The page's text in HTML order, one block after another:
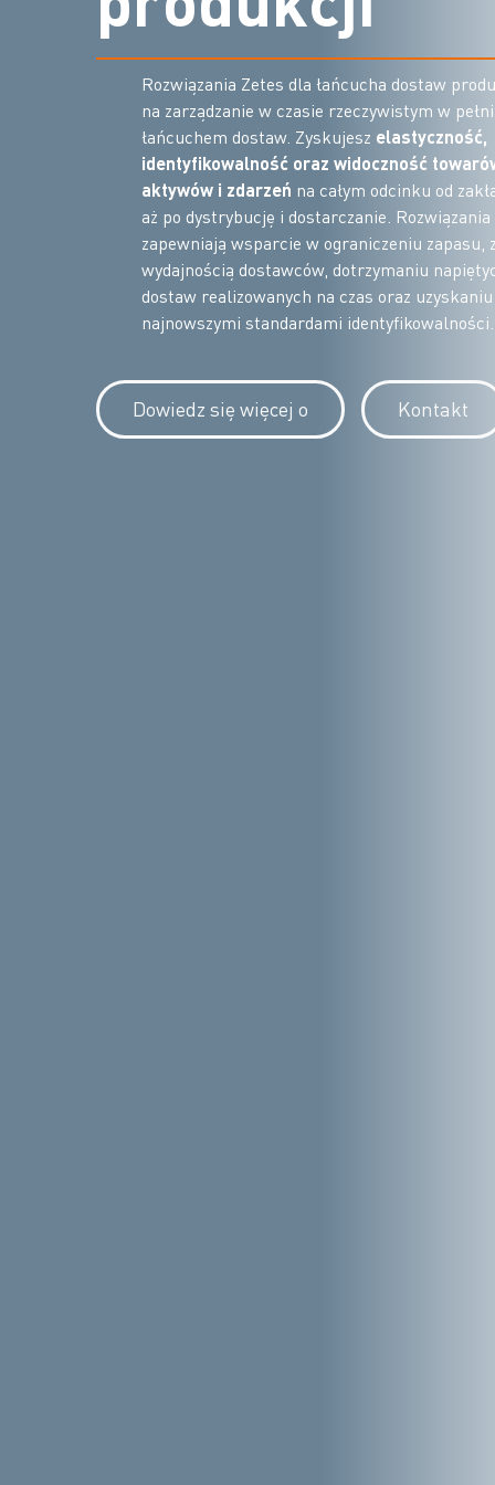
Rozwiązania Zetes dla łańcucha dostaw
na zarządzanie w czasie rzeczywistym w
łańcuchem dostaw. Zyskujesz elastyczność,
identyfikowalność oraz widoczność
aktywów i zdarzeń na całym odcinku od
aż po dystrybucję i dostarczanie. Rozwiązania
zapewniają wsparcie w ograniczeniu zapasu,
wydajnością dostawców, dotrzymaniu
dostaw realizowanych na czas oraz uzyskaniu
najnowszymi standardami identyfikowalności.
Dowiedz się więcej o Kontakt